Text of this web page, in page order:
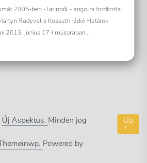
2005-ben - latinból - angolra fordította.
Radyvel a Kossuth rádió Határok
2013. június 17-i műsorában
Új Aspektus. Minden jog
Powered by
Up
↑